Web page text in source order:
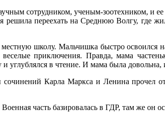
сотрудником, ученым-зоотехником, и
переехать на Среднюю Волгу, где
школу. Мальчишка быстро освоился
приключения. Правда, мама
углублялся в чтение. И мама была довольна,
Карла Маркса и Ленина прочел
часть базировалась в ГДР, там же он